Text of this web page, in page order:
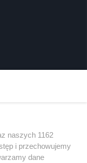
naszych 1162
i przechowujemy
dane